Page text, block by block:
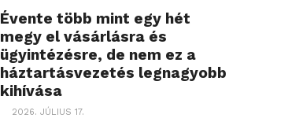
Évente több mint egy hét
megy el vásárlásra és
ügyintézésre, de nem ez a
háztartásvezetés legnagyobb
kihívása
2026. JÚLIUS 17.